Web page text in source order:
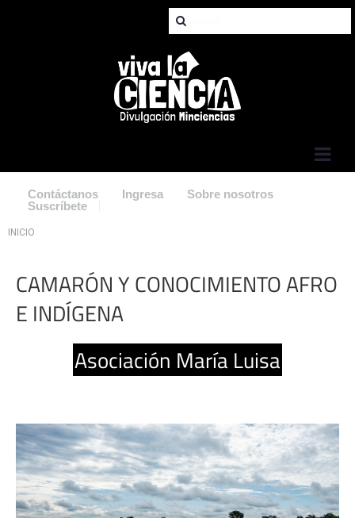
Contáctanos Ingresa
Sobre nosotros
Suscríbete
Usted está aquí
INICIO
CAMARÓN Y CONOCIMIENTO AFRO
E INDÍGENA
Asociación María Luisa